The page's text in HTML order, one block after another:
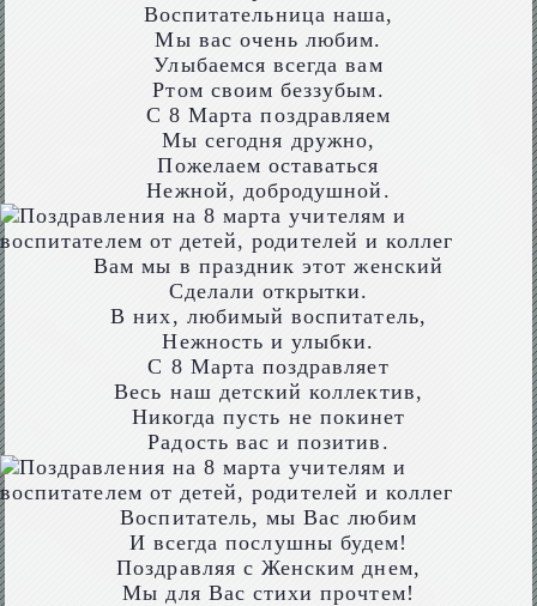
Воспитательница наша,
Мы вас очень любим.
Улыбаемся всегда вам
Ртом своим беззубым.
С 8 Марта поздравляем
Мы сегодня дружно,
Пожелаем оставаться
Нежной, добродушной.
Вам мы в праздник этот женский
Сделали открытки.
В них, любимый воспитатель,
Нежность и улыбки.
С 8 Марта поздравляет
Весь наш детский коллектив,
Никогда пусть не покинет
Радость вас и позитив.
Воспитатель, мы Вас любим
И всегда послушны будем!
Поздравляя с Женским днем,
Мы для Вас стихи прочтем!